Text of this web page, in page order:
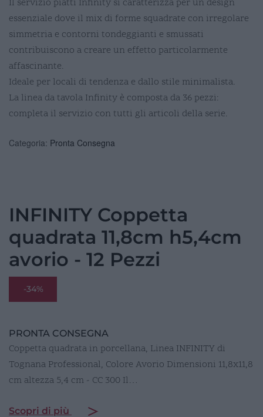
Il servizio piatti Infinity si caratterizza per un design
essenziale dove il mix di forme squadrate con irregolare
simmetria e contorni tondeggianti e smussati
contribuiscono a creare un effetto particolarmente
affascinante.
Ideale per locali di tendenza e dallo stile minimalista.
La linea da tavola Infinity è composta da 36 pezzi:
completa il servizio con tutti gli articoli della serie.
Categoria: Pronta Consegna
INFINITY Coppetta
quadrata 11,8cm h5,4cm
avorio - 12 Pezzi
-34%
PRONTA CONSEGNA
Coppetta quadrata in porcellana, Linea INFINITY di
Tognana Professional, Colore Avorio Dimensioni 11,8x11,8
cm altezza 5,4 cm - CC 300 Il…
Scopri di più